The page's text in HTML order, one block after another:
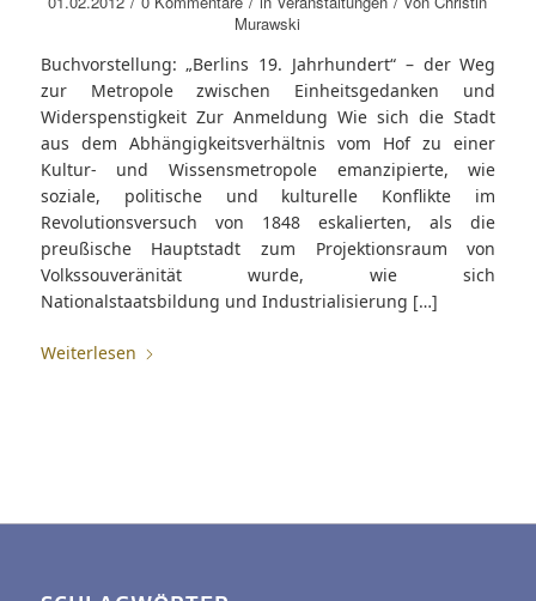
Murawski
Buchvorstellung: „Berlins 19. Jahrhundert“ – der Weg
zur Metropole zwischen Einheitsgedanken und
Widerspenstigkeit Zur Anmeldung Wie sich die Stadt
aus dem Abhängigkeitsverhältnis vom Hof zu einer
Kultur- und Wissensmetropole emanzipierte, wie
soziale, politische und kulturelle Konflikte im
Revolutionsversuch von 1848 eskalierten, als die
preußische Hauptstadt zum Projektionsraum von
Volkssouveränität wurde, wie sich
Nationalstaatsbildung und Industrialisierung […]
Weiterlesen